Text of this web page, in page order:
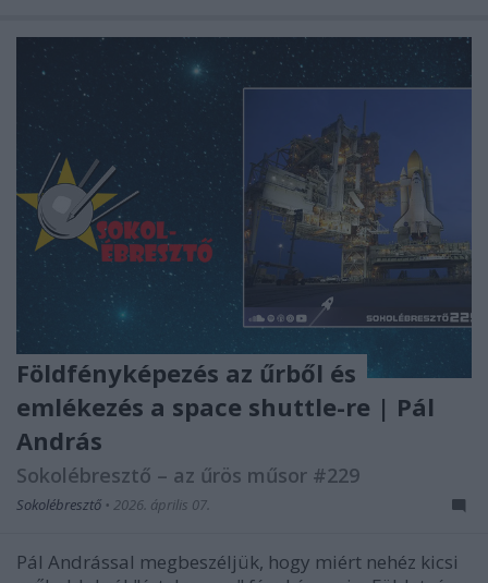
Földfényképezés az űrből és
emlékezés a space shuttle-re | Pál
András
Sokolébresztő – az űrös műsor #229
Sokolébresztő • 2026. április 07.
Pál Andrással megbeszéljük, hogy miért nehéz kicsi